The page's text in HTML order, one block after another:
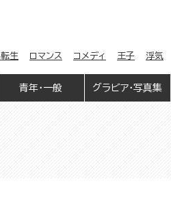
生 ロマンス コメディ 王子 浮気
青年・一般 グラビア・写真集